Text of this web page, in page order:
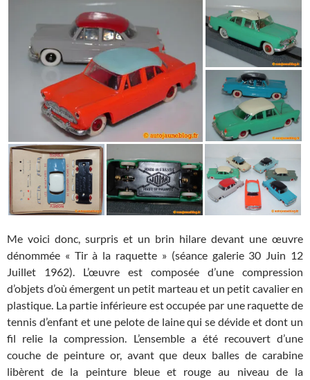
Me voici donc, surpris et un brin hilare devant une œuvre
dénommée « Tir à la raquette » (séance galerie 30 Juin 12
Juillet 1962). L’œuvre est composée d’une compression
d’objets d’où émergent un petit marteau et un petit cavalier en
plastique. La partie inférieure est occupée par une raquette de
tennis d’enfant et une pelote de laine qui se dévide et dont un
fil relie la compression. L’ensemble a été recouvert d’une
couche de peinture or, avant que deux balles de carabine
libèrent de la peinture bleue et rouge au niveau de la